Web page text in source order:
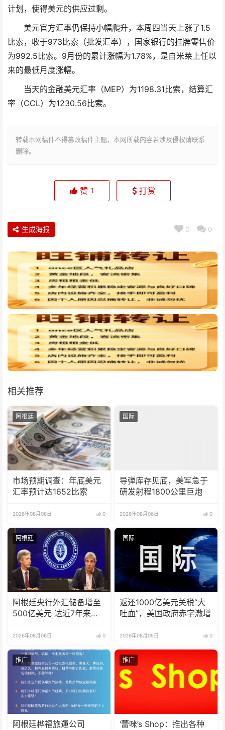
计划，使得美元的供应过剩。
美元官方汇率仍保持小幅爬升，本周四当天上涨了1.5
比索，收于973比索（批发汇率），国家银行的挂牌零售价
为992.5比索。9月份的累计涨幅为1.78%，是自米莱上任以
来的最低月度涨幅。
当天的金融美元汇率（MEP）为1198.31比索，结算汇
率（CCL）为1230.56比索。
转载本网稿件不得篡改稿件主题，本网所载内容若涉及侵权请联系
删除。
赞 1 打赏
0 0
生成海报
相关推荐
阿根廷
市场预期调查：年底美元
汇率预计达1652比索
2026年08月08日 0
国际
导弹库存见底，美军急于
研发射程1800公里巨炮
2026年08月06日 0
阿根廷
阿根廷央行外汇储备增至
500亿美元 达近7年来最
2026年08月06日 0
国际
返还1000亿美元关税“大
吐血”，美国政府赤字激增
2026年08月05日 0
推广
阿根廷桦福旅運公司
推广
‘蕾咪’s Shop：推出各种